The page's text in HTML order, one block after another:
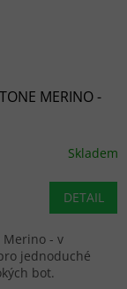
MERINO -
Skladem
DETAIL
Merino - v
jednoduché
bot.